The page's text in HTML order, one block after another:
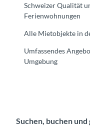
Schweizer Qualität
Ferienwohnungen
Alle Mietobjekte in
Umfassendes
Umgebung
Suchen, buchen und